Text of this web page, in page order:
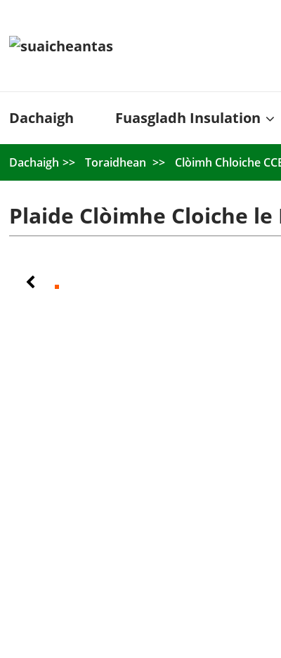
Dachaigh Fuasgladh Insulation
Dachaigh Toraidhean Clòimh Chloiche
Plaide Clòimhe Cloiche